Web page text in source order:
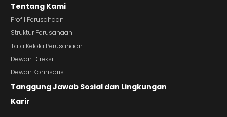
Tentang Kami
Profil Perusahaan
Struktur Perusahaan
Tata Kelola Perusahaan
Dewan Direksi
Dewan Komisaris
Tanggung Jawab Sosial dan Lingkungan
Karir